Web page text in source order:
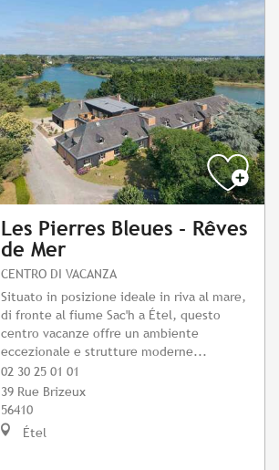
Les Pierres Bleues - Rêves
de Mer
CENTRO DI VACANZA
Situato in posizione ideale in riva al mare,
di fronte al fiume Sac'h a Étel, questo
centro vacanze offre un ambiente
eccezionale e strutture moderne...
02 30 25 01 01
39 Rue Brizeux
56410
Étel